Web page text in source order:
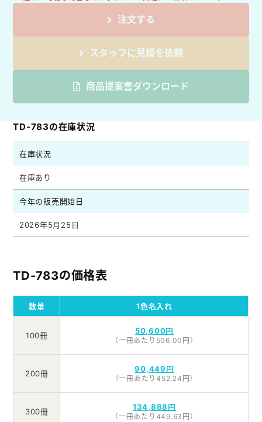
注文する
スタッフに見積を依頼
商品提案書ダウンロード
TD-783の在庫状況
在庫状況
在庫あり
今年の販売開始日
2026年5月25日
TD-783の価格表
数量 1色名入れ
100冊 50,600円
（一冊あたり506.00円）
200冊 90,449円
（一冊あたり452.24円）
300冊 134,888円
（一冊あたり449.63円）